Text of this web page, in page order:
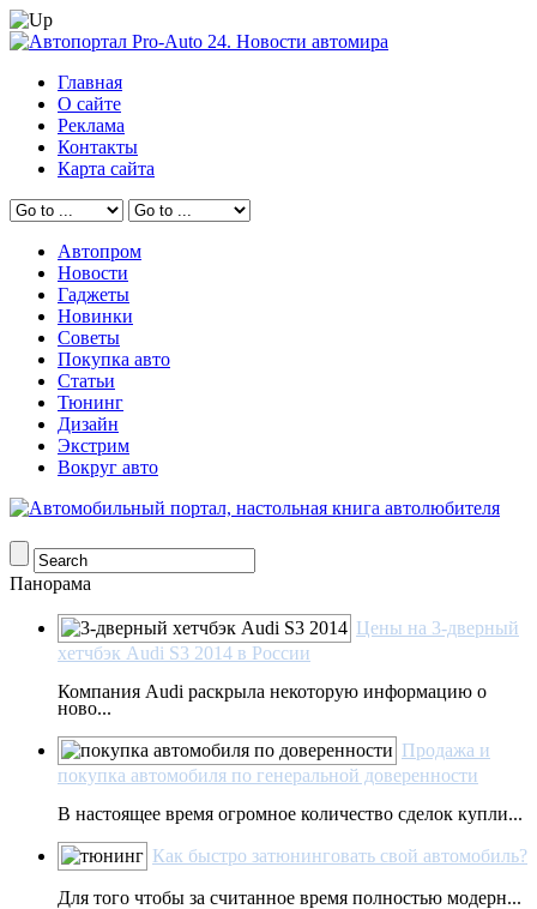
Главная
О сайте
Реклама
Контакты
Карта сайта
Автопром
Новости
Гаджеты
Новинки
Советы
Покупка авто
Статьи
Тюнинг
Дизайн
Экстрим
Вокруг авто
Панорама
Цены на 3-дверный
хетчбэк Audi S3 2014 в России
Компания Audi раскрыла некоторую информацию о
ново...
Продажа и
покупка автомобиля по генеральной доверенности
В настоящее время огромное количество сделок купли...
Как быстро затюнинговать свой автомобиль?
Для того чтобы за считанное время полностью модерн...